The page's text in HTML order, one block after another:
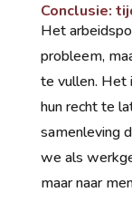
Conclusie:
Het
probleem,
te vullen. Het
hun recht te
samenleving
we als
maar naar